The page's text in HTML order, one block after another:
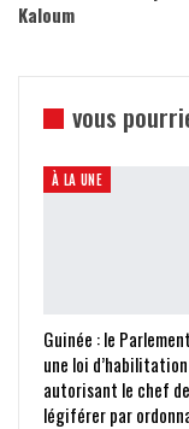
Kaloum
vous
À LA UNE
Guinée : le
une loi d’habilitation
autorisant le chef
légiférer par